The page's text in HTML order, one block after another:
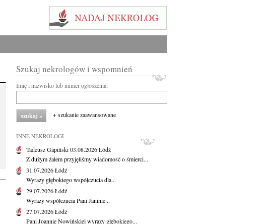
Szukaj nekrologów i wspomnień
Imię i nazwisko lub numer ogłoszenia:
+ szukanie zaawansowane
INNE NEKROLOGI
Tadeusz Gapiński03.08.2026Łódź
Z dużym żalem przyjęliśmy wiadomość o śmierci...
31.07.2026Łódź
Wyrazy głębokiego współczucia dla...
29.07.2026Łódź
Wyrazy współczucia Pani Janinie...
27.07.2026Łódź
Pani Joannie Nowińskiej wyrazy głębokiego...